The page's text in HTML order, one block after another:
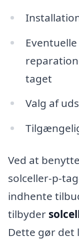
taget
Valg af
Ved at
solceller-p-
indhente
tilbyder
Dette gør det